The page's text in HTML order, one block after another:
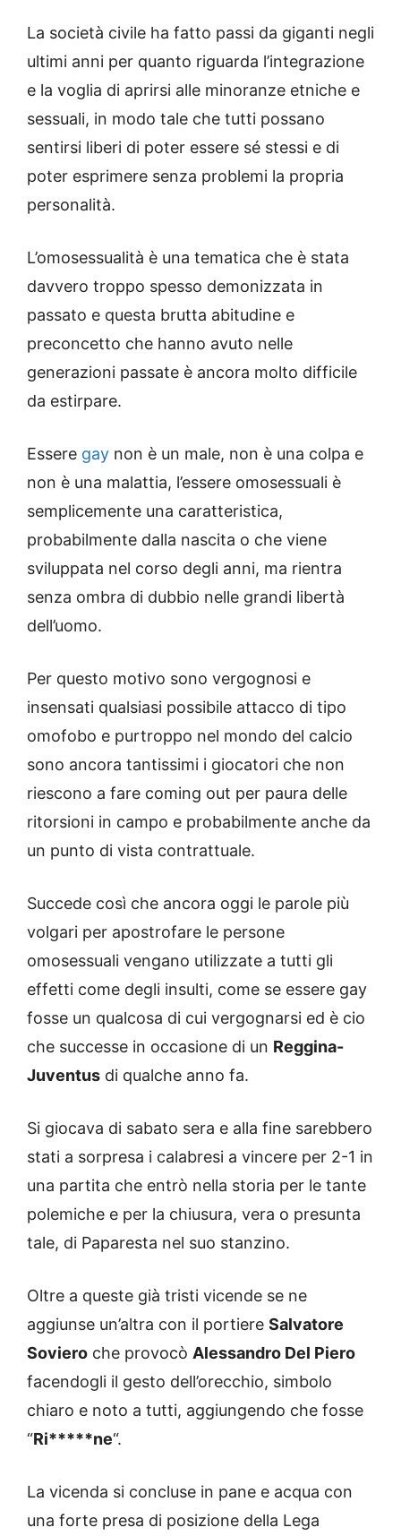
La società civile ha fatto passi da giganti negli
ultimi anni per quanto riguarda l’integrazione
e la voglia di aprirsi alle minoranze etniche e
sessuali, in modo tale che tutti possano
sentirsi liberi di poter essere sé stessi e di
poter esprimere senza problemi la propria
personalità.
L’omosessualità è una tematica che è stata
davvero troppo spesso demonizzata in
passato e questa brutta abitudine e
preconcetto che hanno avuto nelle
generazioni passate è ancora molto difficile
da estirpare.
Essere gay non è un male, non è una colpa e
non è una malattia, l’essere omosessuali è
semplicemente una caratteristica,
probabilmente dalla nascita o che viene
sviluppata nel corso degli anni, ma rientra
senza ombra di dubbio nelle grandi libertà
dell’uomo.
Per questo motivo sono vergognosi e
insensati qualsiasi possibile attacco di tipo
omofobo e purtroppo nel mondo del calcio
sono ancora tantissimi i giocatori che non
riescono a fare coming out per paura delle
ritorsioni in campo e probabilmente anche da
un punto di vista contrattuale.
Succede così che ancora oggi le parole più
volgari per apostrofare le persone
omosessuali vengano utilizzate a tutti gli
effetti come degli insulti, come se essere gay
fosse un qualcosa di cui vergognarsi ed è cio
che successe in occasione di un Reggina-
Juventus di qualche anno fa.
Si giocava di sabato sera e alla fine sarebbero
stati a sorpresa i calabresi a vincere per 2-1 in
una partita che entrò nella storia per le tante
polemiche e per la chiusura, vera o presunta
tale, di Paparesta nel suo stanzino.
Oltre a queste già tristi vicende se ne
aggiunse un’altra con il portiere Salvatore
Soviero che provocò Alessandro Del Piero
facendogli il gesto dell’orecchio, simbolo
chiaro e noto a tutti, aggiungendo che fosse
“Ri*****ne“.
La vicenda si concluse in pane e acqua con
una forte presa di posizione della Lega